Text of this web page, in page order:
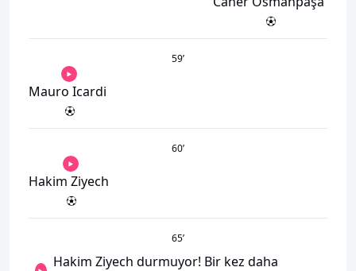
59’
Mauro Icardi
60’
Hakim Ziyech
65’
Hakim Ziyech durmuyor! Bir kez daha